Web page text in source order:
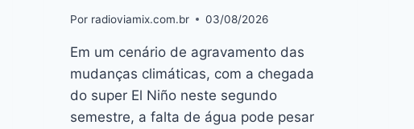
Por radioviamix.com.br 03/08/2026
Em um cenário de agravamento das
mudanças climáticas, com a chegada
do super El Niño neste segundo
semestre, a falta de água pode pesar